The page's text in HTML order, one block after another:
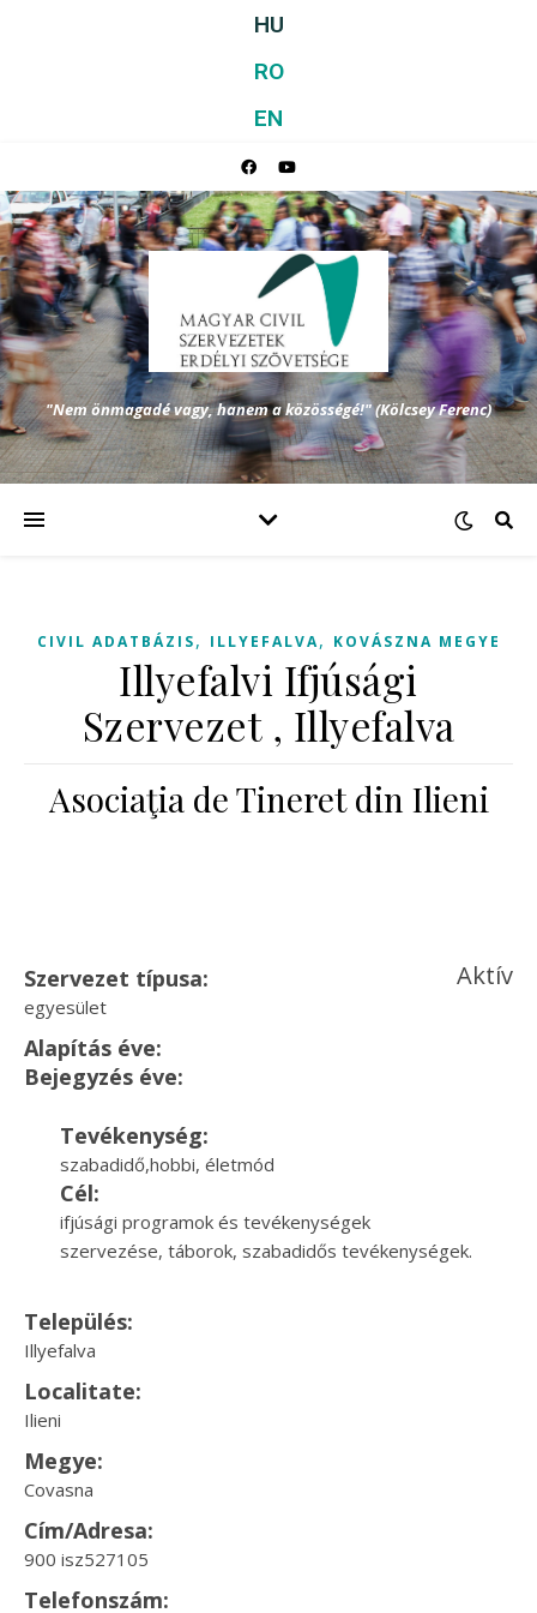
HU
RO
EN
"Nem önmagadé vagy, hanem a közösségé!" (Kölcsey Ferenc)
CIVIL ADATBÁZIS, ILLYEFALVA, KOVÁSZNA MEGYE
Illyefalvi Ifjúsági
Szervezet , Illyefalva
Asociaţia de Tineret din Ilieni
Szervezet típusa:
egyesület
Aktív
Alapítás éve:
Bejegyzés éve:
Tevékenység:
szabadidő,hobbi, életmód
Cél:
ifjúsági programok és tevékenységek
szervezése, táborok, szabadidős tevékenységek.
Település:
Illyefalva
Localitate:
Ilieni
Megye:
Covasna
Cím/Adresa:
900 isz527105
Telefonszám: